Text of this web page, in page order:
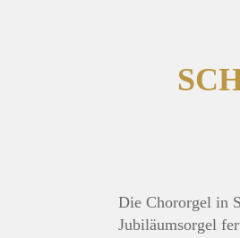
Die Chororgel in
Jubiläumsorgel